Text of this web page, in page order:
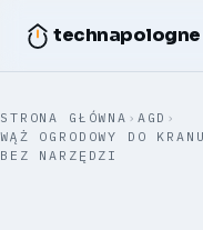
technapologne
STRONA GŁÓWNA › AGD ›
WĄŻ OGRODOWY DO
BEZ NARZĘDZI